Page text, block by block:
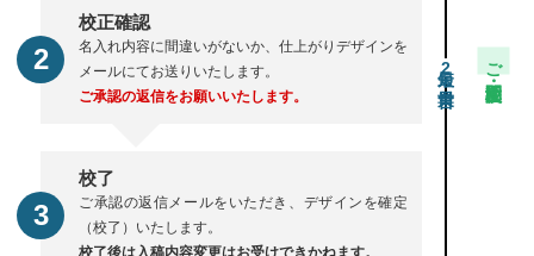
校正確認
名入れ内容に間違いがないか、仕上がりデザインを
メールにてお送りいたします。
ご承認の返信をお願いいたします。
校了
ご承認の返信メールをいただき、デザインを確定
（校了）いたします。
2 ご注文・校正期間